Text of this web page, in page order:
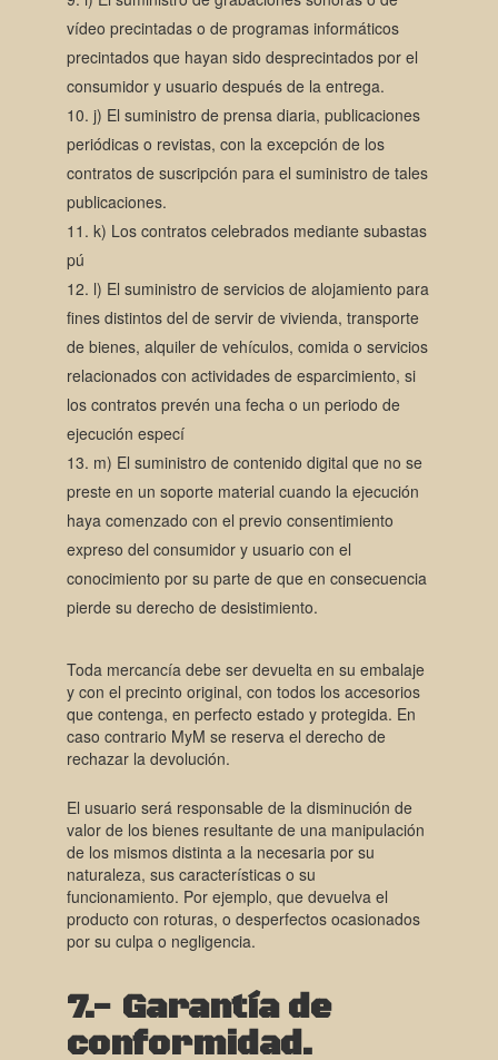
vídeo precintadas o de programas informáticos
precintados que hayan sido desprecintados por el
consumidor y usuario después de la entrega.
j) El suministro de prensa diaria, publicaciones
periódicas o revistas, con la excepción de los
contratos de suscripción para el suministro de tales
publicaciones.
k) Los contratos celebrados mediante subastas
pú
l) El suministro de servicios de alojamiento para
fines distintos del de servir de vivienda, transporte
de bienes, alquiler de vehículos, comida o servicios
relacionados con actividades de esparcimiento, si
los contratos prevén una fecha o un periodo de
ejecución especí
m) El suministro de contenido digital que no se
preste en un soporte material cuando la ejecución
haya comenzado con el previo consentimiento
expreso del consumidor y usuario con el
conocimiento por su parte de que en consecuencia
pierde su derecho de desistimiento.
Toda mercancía debe ser devuelta en su embalaje
y con el precinto original, con todos los accesorios
que contenga, en perfecto estado y protegida. En
caso contrario MyM se reserva el derecho de
rechazar la devolución.
El usuario será responsable de la disminución de
valor de los bienes resultante de una manipulación
de los mismos distinta a la necesaria por su
naturaleza, sus características o su
funcionamiento. Por ejemplo, que devuelva el
producto con roturas, o desperfectos ocasionados
por su culpa o negligencia.
7.- Garantía de
conformidad.